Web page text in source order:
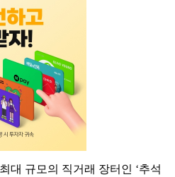
대 규모의 직거래 장터인 ‘추석